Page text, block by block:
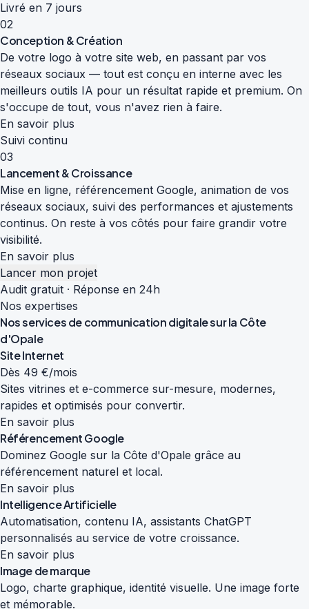
Livré en 7 jours
02
Conception & Création
De votre logo à votre site web, en passant par vos
réseaux sociaux — tout est conçu en interne avec les
meilleurs outils IA pour un résultat rapide et premium. On
s'occupe de tout, vous n'avez rien à faire.
En savoir plus
Suivi continu
03
Lancement & Croissance
Mise en ligne, référencement Google, animation de vos
réseaux sociaux, suivi des performances et ajustements
continus. On reste à vos côtés pour faire grandir votre
visibilité.
En savoir plus
Lancer mon projet
Audit gratuit · Réponse en 24h
Nos expertises
Nos services decommunication digitalesur la Côte
d'Opale
Site Internet
Dès 49 €/mois
Sites vitrines et e-commerce sur-mesure, modernes,
rapides et optimisés pour convertir.
En savoir plus
Référencement Google
Dominez Google sur la Côte d'Opale grâce au
référencement naturel et local.
En savoir plus
Intelligence Artificielle
Automatisation, contenu IA, assistants ChatGPT
personnalisés au service de votre croissance.
En savoir plus
Image de marque
Logo, charte graphique, identité visuelle. Une image forte
et mémorable.